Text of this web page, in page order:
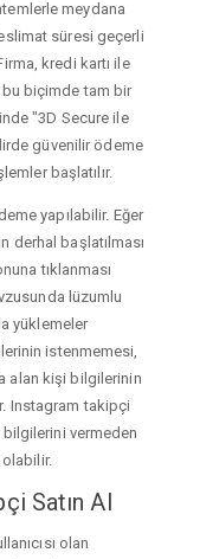
meydana
süresi geçerli
kredi kartı ile
bu biçimde tam bir
"3D Secure ile
güvenilir ödeme
başlatılır.
yapılabilir. Eğer
derhal başlatılması
tıklanması
lüzumlu
yüklemeler
istenmemesi,
alan kişi bilgilerinin
Instagram takipçi
vermeden
Satın Al
olan